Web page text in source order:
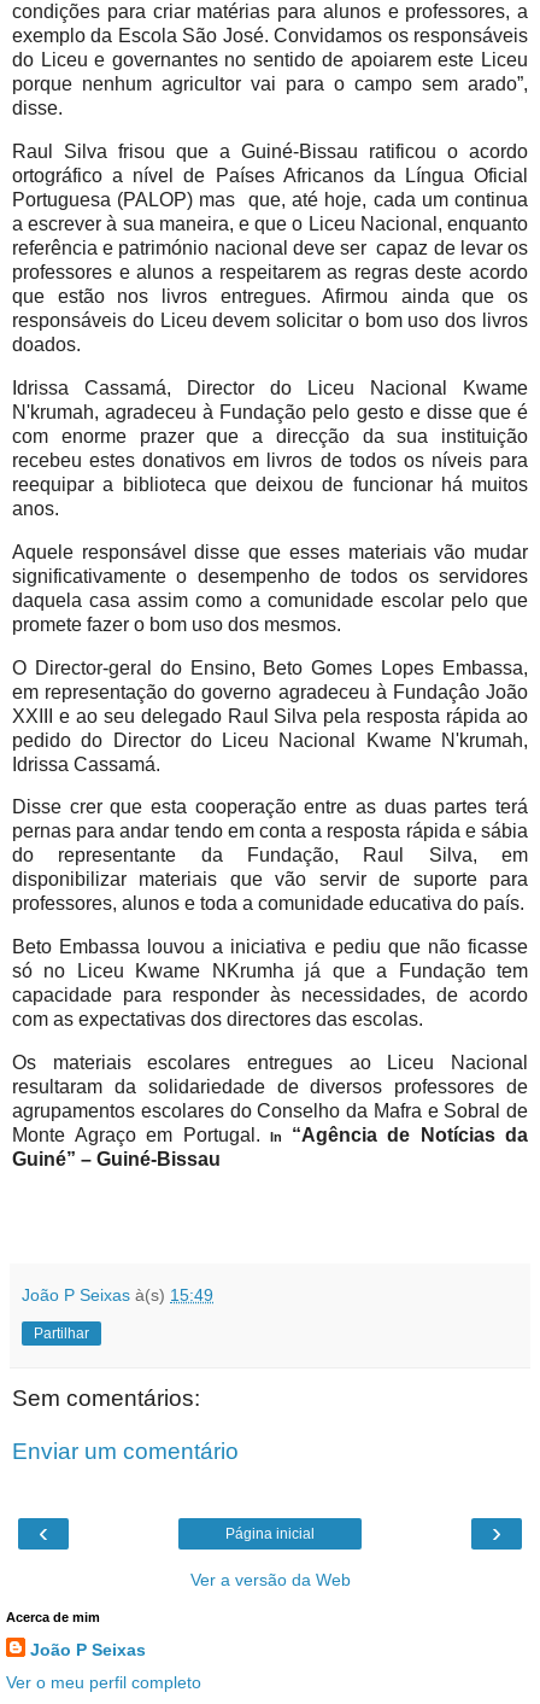
condições para criar matérias para alunos e professores, a
exemplo da Escola São José. Convidamos os responsáveis
do Liceu e governantes no sentido de apoiarem este Liceu
porque nenhum agricultor vai para o campo sem arado”,
disse.
Raul Silva frisou que a Guiné-Bissau ratificou o acordo
ortográfico a nível de Países Africanos da Língua Oficial
Portuguesa (PALOP) mas que, até hoje, cada um continua
a escrever à sua maneira, e que o Liceu Nacional, enquanto
referência e património nacional deve ser capaz de levar os
professores e alunos a respeitarem as regras deste acordo
que estão nos livros entregues. Afirmou ainda que os
responsáveis do Liceu devem solicitar o bom uso dos livros
doados.
Idrissa Cassamá, Director do Liceu Nacional Kwame
N'krumah, agradeceu à Fundação pelo gesto e disse que é
com enorme prazer que a direcção da sua instituição
recebeu estes donativos em livros de todos os níveis para
reequipar a biblioteca que deixou de funcionar há muitos
anos.
Aquele responsável disse que esses materiais vão mudar
significativamente o desempenho de todos os servidores
daquela casa assim como a comunidade escolar pelo que
promete fazer o bom uso dos mesmos.
O Director-geral do Ensino, Beto Gomes Lopes Embassa,
em representação do governo agradeceu à Fundaçâo João
XXIII e ao seu delegado Raul Silva pela resposta rápida ao
pedido do Director do Liceu Nacional Kwame N'krumah,
Idrissa Cassamá.
Disse crer que esta cooperação entre as duas partes terá
pernas para andar tendo em conta a resposta rápida e sábia
do representante da Fundação, Raul Silva, em
disponibilizar materiais que vão servir de suporte para
professores, alunos e toda a comunidade educativa do país.
Beto Embassa louvou a iniciativa e pediu que não ficasse
só no Liceu Kwame NKrumha já que a Fundação tem
capacidade para responder às necessidades, de acordo
com as expectativas dos directores das escolas.
Os materiais escolares entregues ao Liceu Nacional
resultaram da solidariedade de diversos professores de
agrupamentos escolares do Conselho da Mafra e Sobral de
Monte Agraço em Portugal.
In
“Agência de Notícias da
Guiné” – Guiné-Bissau
João P Seixas à(s) 15:49
Partilhar
Sem comentários:
Enviar um comentário
‹ ›
Página inicial
Ver a versão da Web
Acerca de mim
João P Seixas
Ver o meu perfil completo